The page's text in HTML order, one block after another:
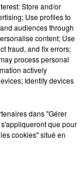
Store and/or
Use profiles to
audiences through
content; Use
fraud, and fix errors;
process personal
actively
Identify devices
dans "Gérer
que pour
cookies" situé en